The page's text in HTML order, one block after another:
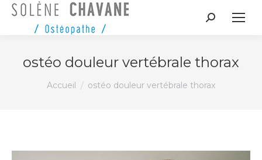
Recherche
ostéo douleur vertébrale thorax
Vous êtes ici :
Accueil ostéo douleur vertébrale thorax